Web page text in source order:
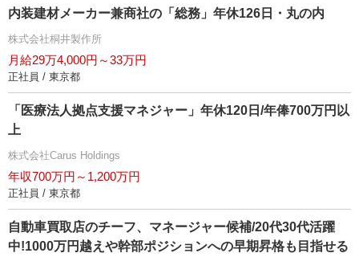
内装建材メーカー兼商社の「総務」年休126日・丸の内
株式会社桐井製作所
月給29万4,000円～33万円
正社員 / 東京都
「医療法人拠点支援マネジャー」年休120日/年俸700万円以
上
株式会社Carus Holdings
年収700万円～1,200万円
正社員 / 東京都
自動車買取店のチーフ、マネージャー候補/20代30代活躍
中!1000万円越えや幹部ポジションへの早期昇格も目指せる